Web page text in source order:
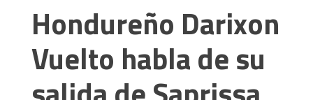
Hondureño Darixon
Vuelto habla de su